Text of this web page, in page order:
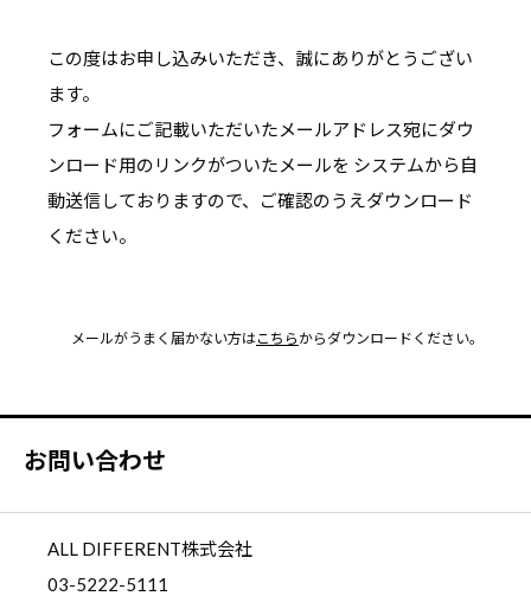
この度はお申し込みいただき、誠にありがとうござい
ます。
フォームにご記載いただいたメールアドレス宛にダウ
ンロード用のリンクがついたメールを システムから自
動送信しておりますので、ご確認のうえダウンロード
ください。
メールがうまく届かない方はこちら からダウンロードください。
お問い合わせ
ALL DIFFERENT株式会社
03-5222-5111